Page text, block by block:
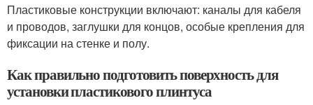
Пластиковые конструкции включают: каналы для кабеля
и проводов, заглушки для концов, особые крепления для
фиксации на стенке и полу.
Как правильно подготовить поверхность для
установки пластикового плинтуса